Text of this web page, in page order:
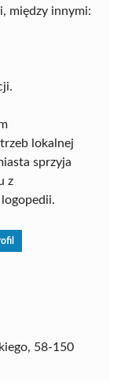
między innymi:
lokalnej
sprzyja
z
58-150